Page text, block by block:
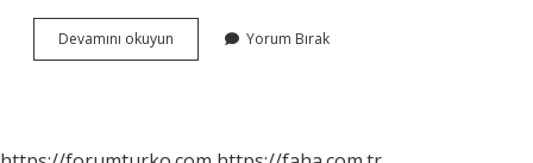
Devamını okuyun
Zeka
Yorum Bırak